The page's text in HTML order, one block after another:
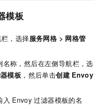
模板
栏，选择服务网格 > 网格管
名称，然后在左侧导航栏，选
模板 ，然后单击创建 Envoy
入 Envoy 过滤器模板的名